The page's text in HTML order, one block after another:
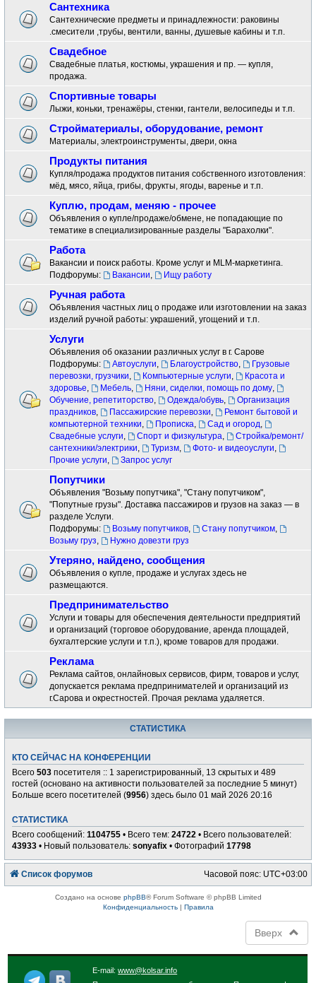
Сантехника
Сантехнические предметы и принадлежности: раковины
.смесители ,трубы, вентили, ванны, душевые кабины и т.п.
Свадебное
Свадебные платья, костюмы, украшения и пр. — купля,
продажа.
Спортивные товары
Лыжи, коньки, тренажёры, стенки, гантели, велосипеды и т.п.
Стройматериалы, оборудование, ремонт
Материалы, электроинструменты, двери, окна
Продукты питания
Купля/продажа продуктов питания собственного изготовления:
мёд, мясо, яйца, грибы, фрукты, ягоды, варенье и т.п.
Куплю, продам, меняю - прочее
Объявления о купле/продаже/обмене, не попадающие по
тематике в специализированные разделы "Барахолки".
Работа
Вакансии и поиск работы. Кроме услуг и MLM-маркетинга.
Подфорумы:
Вакансии, Ищу работу
Ручная работа
Объявления частных лиц о продаже или изготовлении на заказ
изделий ручной работы: украшений, угощений и т.п.
Услуги
Объявления об оказании различных услуг в г. Сарове
Подфорумы:
Автоуслуги, Благоустройство,
Грузовые
перевозки, грузчики, Компьютерные услуги,
Красота и
здоровье, Мебель, Няни, сиделки, помощь по дому,
Обучение, репетиторство, Одежда/обувь,
Организация
праздников, Пассажирские перевозки,
Ремонт бытовой и
компьютерной техники, Прописка, Сад и огород,
Свадебные услуги, Спорт и физкультура,
Стройка/ремонт/
сантехники/электрики, Туризм, Фото- и видеоуслуги,
Прочие услуги, Запрос услуг
Попутчики
Объявления "Возьму попутчика", "Стану попутчиком",
"Попутные грузы". Доставка пассажиров и грузов на заказ — в
разделе Услуги.
Подфорумы:
Возьму попутчиков, Стану попутчиком,
Возьму груз, Нужно довезти груз
Утеряно, найдено, сообщения
Объявления о купле, продаже и услугах здесь не
размещаются.
Предпринимательство
Услуги и товары для обеспечения деятельности предприятий
и организаций (торговое оборудование, аренда площадей,
бухгалтерские услуги и т.п.), кроме товаров для продажи.
Реклама
Реклама сайтов, онлайновых сервисов, фирм, товаров и услуг,
допускается реклама предпринимателей и организаций из
г.Сарова и окрестностей. Прочая реклама удаляется.
СТАТИСТИКА
КТО СЕЙЧАС НА КОНФЕРЕНЦИИ
Всего503 посетителя :: 1 зарегистрированный, 13 скрытых и 489
гостей (основано на активности пользователей за последние 5 минут)
Больше всего посетителей (9956) здесь было 01 май 2026 20:16
СТАТИСТИКА
Всего сообщений:1104755 • Всего тем:24722 • Всего пользователей:
43933 • Новый пользователь:sonyafix • Фотографий17798
Список форумов Часовой пояс: UTC+03:00
Создано на основе phpBB® Forum Software © phpBB Limited
Конфиденциальность| Правила
Вверх
E-mail:www@kolsar.info